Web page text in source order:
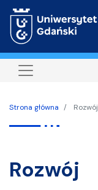
Strona główna Rozwój
rozwój